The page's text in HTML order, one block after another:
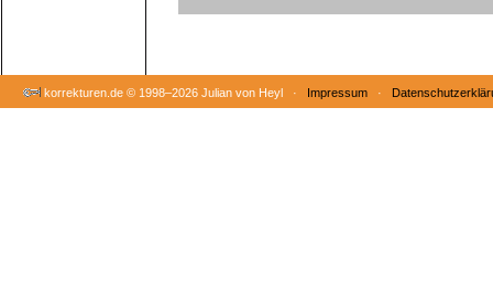
korrekturen.de © 1998–2026 Julian von Heyl · Impressum ·